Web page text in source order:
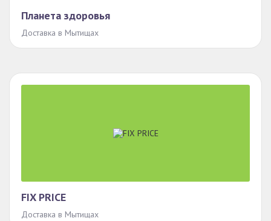
Планета здоровья
Доставка в Мытищах
FIX PRICE
Доставка в Мытищах